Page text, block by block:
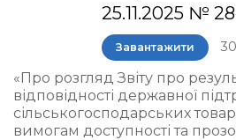
25.11.2025 №
Завантажити
«Про розгляд Звіту про
відповідності державної
сільськогосподарських
вимогам доступності та